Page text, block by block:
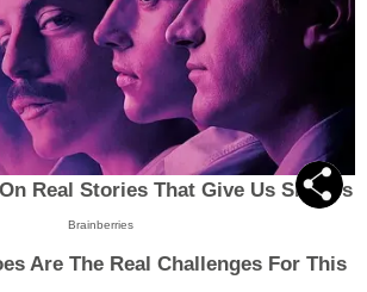
Real Stories That Give Us Shivers
Brainberries
Are The Real Challenges For This